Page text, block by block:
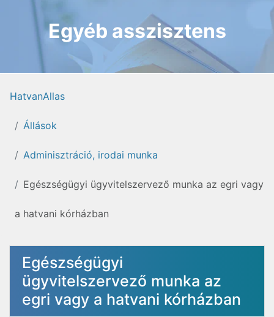
Egyéb asszisztens
HatvanAllas
Állások
Adminisztráció, irodai munka
Egészségügyi ügyvitelszervező munka az egri vagy
a hatvani kórházban
Egészségügyi
ügyvitelszervező munka az
egri vagy a hatvani kórházban